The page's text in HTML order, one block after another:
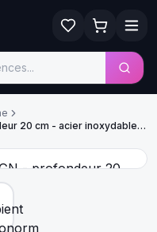
20 cm - acier inoxydable -